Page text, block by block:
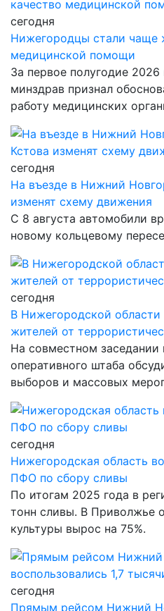
сегодня
Нижегородцы стали чаще
медицинской помощи
За первое полугодие 2026
минздрав признал
работу медицинских
сегодня
На въезде в Нижний
изменят схему движения
С 8 августа автомобили
новому кольцевому
сегодня
В Нижегородской
жителей от
На совместном заседании
оперативного штаба
выборов и массовых
сегодня
Нижегородская область
ПФО по сбору сливы
По итогам 2025 года в
тонн сливы. В Приволжье
культуры вырос на 75%.
сегодня
Прямым рейсом Нижний